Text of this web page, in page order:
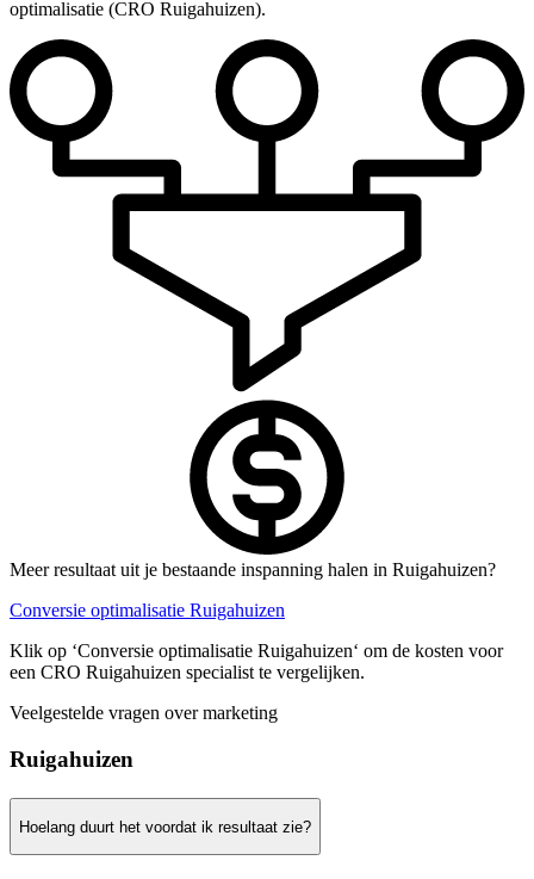
optimalisatie (CRO Ruigahuizen).
Meer resultaat uit je bestaande inspanning halen in Ruigahuizen?
Conversie optimalisatie Ruigahuizen
Klik op ‘Conversie optimalisatie Ruigahuizen‘ om de kosten voor
een CRO Ruigahuizen specialist te vergelijken.
Veelgestelde vragen over marketing
Ruigahuizen
Hoelang duurt het voordat ik resultaat zie?